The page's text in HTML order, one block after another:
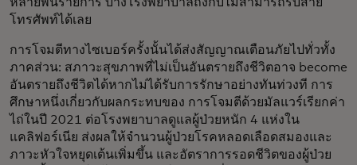
โทรศัพท์ได้เลย
การโจมตีทางไซเบอร์ครั้งนั้นได้ส่งสัญญาณเตือนภัยไปทั่วทั้ง
ภาคส่วน: สภาวะสุขภาพที่ไม่เป็นอันตรายถึงชีวิตอาจ become
อันตรายถึงชีวิตได้หากไม่ได้รับการรักษาอย่างทันท่วงที การ
ศึกษาหนึ่งเกี่ยวกับผลกระทบของ การโจมตีด้วยมัลแวร์เรียกค่า
ไถ่ในปี 2021 ต่อโรงพยาบาลดูแลผู้ป่วยหนัก 4 แห่งใน
แคลิฟอร์เนีย ส่งผลให้จำนวนผู้ป่วยโรคหลอดเลือดสมองและ
ภาวะหัวใจหยุดเต้นเพิ่มขึ้น และอัตราการรอดชีวิตของผู้ป่วย